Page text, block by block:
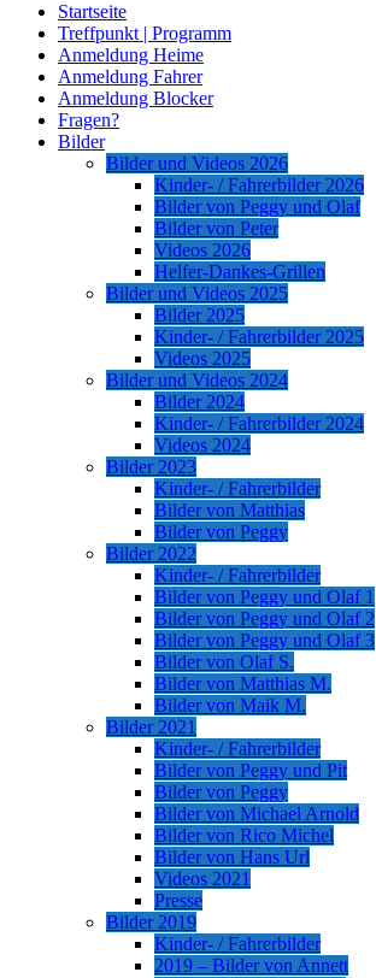
Startseite
Treffpunkt | Programm
Anmeldung Heime
Anmeldung Fahrer
Anmeldung Blocker
Fragen?
Bilder
Bilder und Videos 2026
Kinder- / Fahrerbilder 2026
Bilder von Peggy und Olaf
Bilder von Peter
Videos 2026
Helfer-Dankes-Grillen
Bilder und Videos 2025
Bilder 2025
Kinder- / Fahrerbilder 2025
Videos 2025
Bilder und Videos 2024
Bilder 2024
Kinder- / Fahrerbilder 2024
Videos 2024
Bilder 2023
Kinder- / Fahrerbilder
Bilder von Matthias
Bilder von Peggy
Bilder 2022
Kinder- / Fahrerbilder
Bilder von Peggy und Olaf 1
Bilder von Peggy und Olaf 2
Bilder von Peggy und Olaf 3
Bilder von Olaf S.
Bilder von Matthias M.
Bilder von Maik M.
Bilder 2021
Kinder- / Fahrerbilder
Bilder von Peggy und Pit
Bilder von Peggy
Bilder von Michael Arnold
Bilder von Rico Michel
Bilder von Hans Url
Videos 2021
Presse
Bilder 2019
Kinder- / Fahrerbilder
2019 – Bilder von Annett